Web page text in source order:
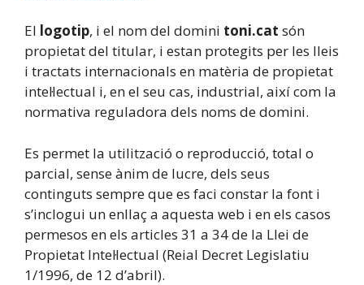
El logotip, i el nom del domini toni.cat són
propietat del titular, i estan protegits per les lleis
i tractats internacionals en matèria de propietat
intel·lectual i, en el seu cas, industrial, així com la
normativa reguladora dels noms de domini.
Es permet la utilització o reproducció, total o
parcial, sense ànim de lucre, dels seus
continguts sempre que es faci constar la font i
s’inclogui un enllaç a aquesta web i en els casos
permesos en els articles 31 a 34 de la Llei de
Propietat Intel·lectual (Reial Decret Legislatiu
1/1996, de 12 d’abril).